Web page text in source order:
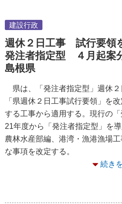
建設行政
週休２日工事 試行要領
発注者指定型 ４月起案
島根県
県は、「発注者指定型」週休２
「県週休２日工事試行要領」を
する工事から適用する。現行の「
21年度から「発注者指定型」を
農林水産部編、港湾・漁港漁場
な事項を改定する。
続き